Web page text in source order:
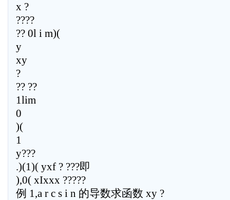
x ?
????
?? 0l i m)(
y
xy
?
?? ??
1lim
0
)(
1
y???
.)(1)( yxf ? ???即
),0( xIxxx ?????
例 1,a r c s i n 的导数求函数 xy ?